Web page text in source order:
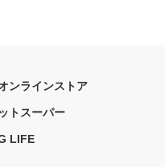
ンラインストア
トスーパー
LIFE